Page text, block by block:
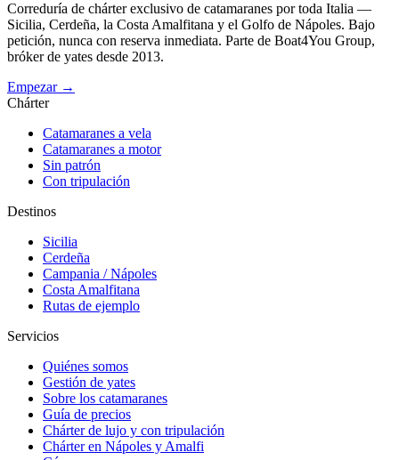
Correduría de chárter exclusivo de catamaranes por toda Italia —
Sicilia, Cerdeña, la Costa Amalfitana y el Golfo de Nápoles. Bajo
petición, nunca con reserva inmediata. Parte de Boat4You Group,
bróker de yates desde 2013.
Empezar →
Chárter
Catamaranes a vela
Catamaranes a motor
Sin patrón
Con tripulación
Destinos
Sicilia
Cerdeña
Campania / Nápoles
Costa Amalfitana
Rutas de ejemplo
Servicios
Quiénes somos
Gestión de yates
Sobre los catamaranes
Guía de precios
Chárter de lujo y con tripulación
Chárter en Nápoles y Amalfi